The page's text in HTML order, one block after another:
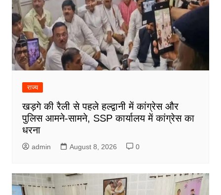
राज्य
खड़गे की रैली से पहले हल्द्वानी में कांग्रेस और
पुलिस आमने-सामने, SSP कार्यालय में कांग्रेस का
धरना
admin August 8, 2026 0